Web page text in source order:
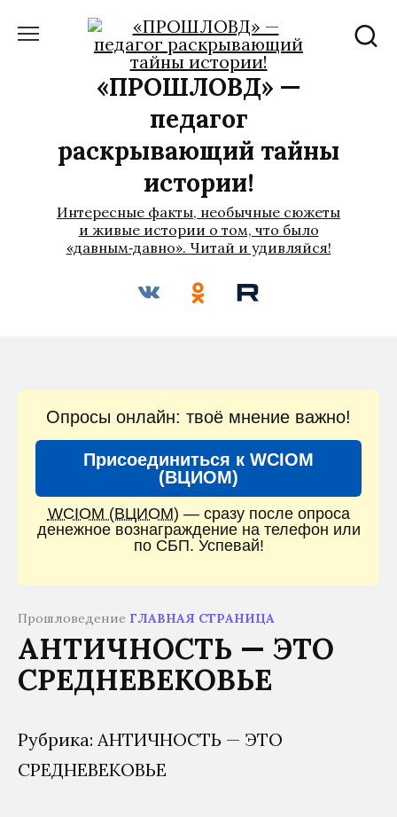
содержанию
«ПРОШЛОВѢД» —
педагог
раскрывающий тайны
истории!
Интересные факты, необычные сюжеты
и живые истории о том, что было
«давным‑давно». Читай и удивляйся!
Опросы онлайн: твоё мнение важно!
Присоединиться к WCIOM
(ВЦИОМ)
WCIOM (ВЦИОМ) — сразу после опроса
денежное вознаграждение на телефон или
по СБП. Успевай!
Прошловедение ГЛАВНАЯ СТРАНИЦА
АНТИЧНОСТЬ — ЭТО
СРЕДНЕВЕКОВЬЕ
Рубрика: АНТИЧНОСТЬ — ЭТО
СРЕДНЕВЕКОВЬЕ